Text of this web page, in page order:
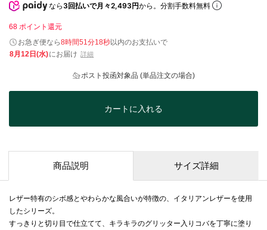
なら 3回払いで月々2,493円から。分割手数料無料
68 ポイント還元
お急ぎ便なら8時間51分17秒以内のお支払いで
8月12日(水)にお届け 詳細
ポスト投函対象品 (単品注文の場合)
カートに入れる
商品説明 サイズ詳細
レザー特有のシボ感とやわらかな風合いが特徴の、イタリアンレザーを使用
したシリーズ。
すっきりと切り目で仕立てて、キラキラのグリッター入りコバを丁寧に塗り